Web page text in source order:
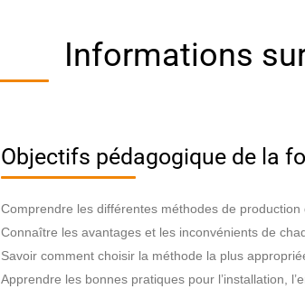
Informations
Objectifs pédagogique de la
Comprendre les différentes méthodes de production
Connaître les avantages et les inconvénients de
Savoir comment choisir la méthode la plus
Apprendre les bonnes pratiques pour l’installation,